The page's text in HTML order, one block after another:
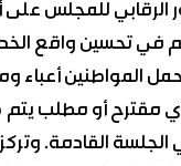
للمجلس على
في تحسين واقع
المواطنين أعباء
أي مقترح أو مطلب
القادمة.